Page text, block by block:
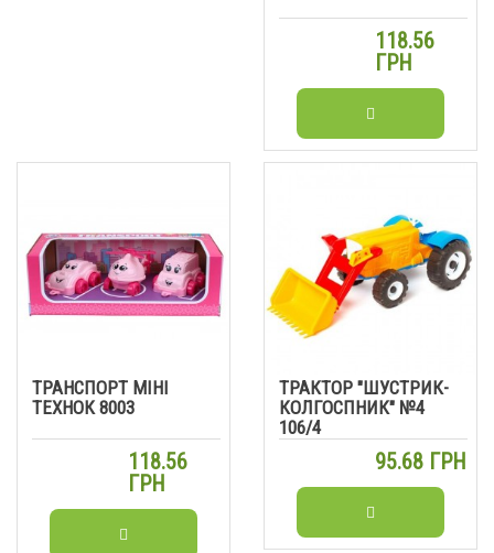
118.56
ГРН
ТРАНСПОРТ МІНІ
ТЕХНОК 8003
118.56
ГРН
ТРАКТОР "ШУСТРИК-
КОЛГОСПНИК" №4
106/4
95.68 ГРН